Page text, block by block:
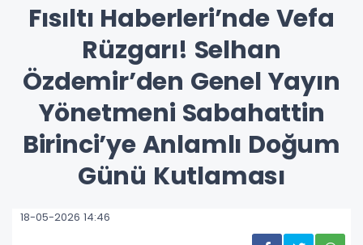
Fısıltı Haberleri’nde Vefa
Rüzgarı! Selhan
Özdemir’den Genel Yayın
Yönetmeni Sabahattin
Birinci’ye Anlamlı Doğum
Günü Kutlaması
18-05-2026 14:46